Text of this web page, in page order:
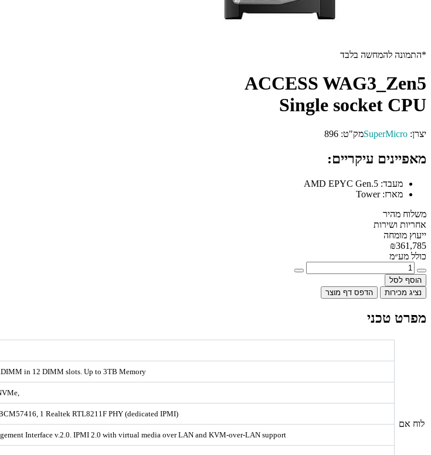
*התמונה להמחשה בלבד
ACCESS WAG3_Zen5
Single socket CPU
יצרן: SuperMicroמק"ט: 896
מאפיינים עיקריים:
מעבד:
מארז: Tower
משלוח מהיר
אחריות ושירות
ייעוץ מומחה
₪361,785
כולל מע״מ
הוסף לסל
נציג מכירות
הדפס דף מוצר
מפרט טכני
לוח אם
in 12 DIMM slots. Up to 3TB Memory
1 Realtek RTL8211F PHY (dedicated IPMI)
Interface v.2.0. IPMI 2.0 with virtual media over LAN and KVM-over-LAN support